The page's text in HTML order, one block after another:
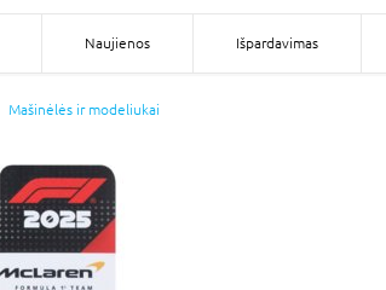
Naujienos Išpardavimas
Mašinėlės ir modeliukai